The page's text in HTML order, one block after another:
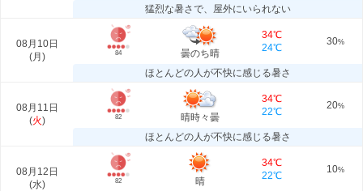
猛烈な暑さで、屋外にいられない
08月10日
(月 ) 84 曇のち晴
34℃
24℃
30%
ほとんどの人が不快に感じる暑さ
08月11日
(火) 82 晴時々曇
34℃
22℃
20%
ほとんどの人が不快に感じる暑さ
08月12日
(水) 82 晴
34℃
22℃
10%